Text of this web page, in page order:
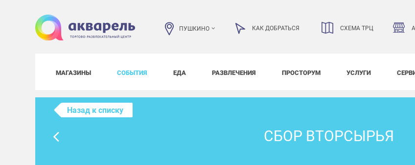
ПУШКИНО КАК ДОБРАТЬСЯ СХЕМА ТРЦ
МАГАЗИНЫ СОБЫТИЯ ЕДА РАЗВЛЕЧЕНИЯ ПРОСТОРУМ УСЛУГИ
Назад к списку
СБОР ВТОРСЫРЬЯ